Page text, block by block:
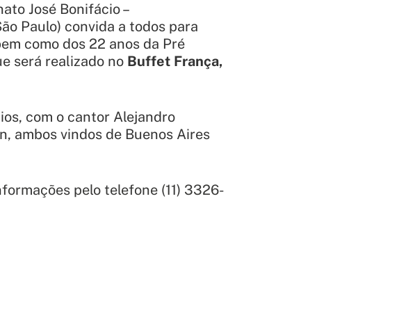
José Bonifácio –
Paulo) convida a todos para
como dos 22 anos da Pré
será realizado no Buffet França,
com o cantor Alejandro
ambos vindos de Buenos Aires
pelo telefone (11) 3326-